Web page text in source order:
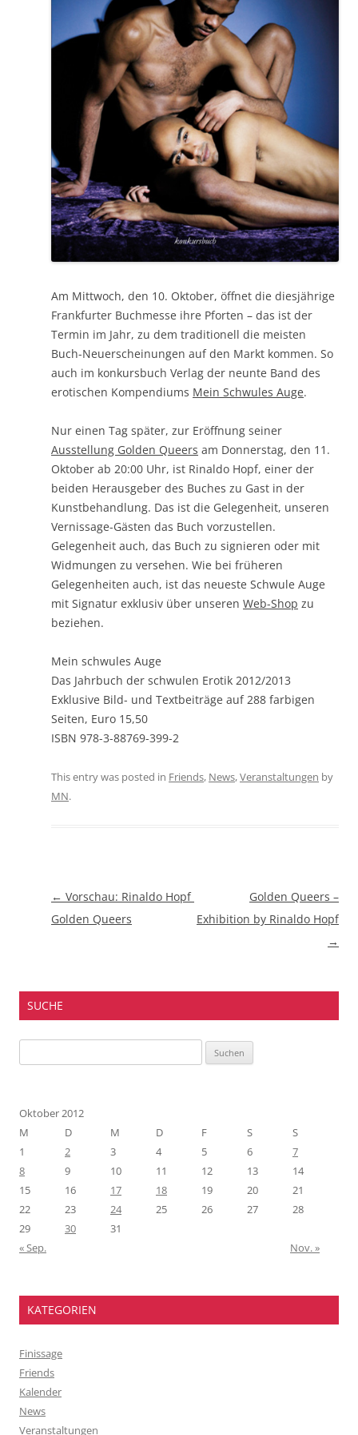
Am Mittwoch, den 10. Oktober, öffnet die diesjährige
Frankfurter Buchmesse ihre Pforten – das ist der
Termin im Jahr, zu dem traditionell die meisten
Buch-Neuerscheinungen auf den Markt kommen. So
auch im konkursbuch Verlag der neunte Band des
erotischen Kompendiums  Mein Schwules Auge.
Nur einen Tag später, zur Eröffnung seiner
Ausstellung Golden Queers am Donnerstag, den 11.
Oktober ab 20:00 Uhr, ist Rinaldo Hopf, einer der
beiden Herausgeber des Buches zu Gast in der
Kunstbehandlung. Das ist die Gelegenheit, unseren
Vernissage-Gästen das Buch vorzustellen.
Gelegenheit auch, das Buch zu signieren oder mit
Widmungen zu versehen. Wie bei früheren
Gelegenheiten auch, ist das neueste Schwule Auge
mit Signatur exklusiv über unseren Web-Shop zu
beziehen.
Mein schwules Auge
Das Jahrbuch der schwulen Erotik 2012/2013
Exklusive Bild- und Textbeiträge auf 288 farbigen
Seiten, Euro 15,50
ISBN 978-3-88769-399-2
This entry was posted in Friends, News,Veranstaltungen by
MN.
Beitragsnavigation
← Vorschau: Rinaldo Hopf 
Golden Queers
Golden Queers –
Exhibition by Rinaldo Hopf
→
SUCHE
nach:
Oktober 2012
M
D M D F S
S
1
2 3 4 5 6
7
8
9 10 11 12 13
14
15
16 17 18 19 20
21
22
23 24 25 26 27
28
29
30
31
« Sep.
Nov. »
KATEGORIEN
Finissage
Friends
Kalender
News
Veranstaltungen